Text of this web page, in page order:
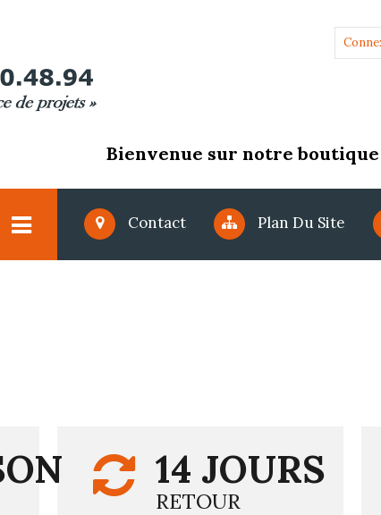
Bienvenue sur notre boutique
Contact Plan Du Site
14 JOURS
RETOUR